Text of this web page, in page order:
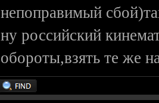
непоправимый
ну российский
обороты,взять те же